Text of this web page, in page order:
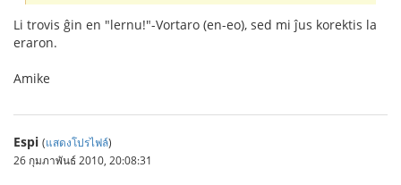
Li trovis ĝin en "lernu!"-Vortaro (en-eo), sed mi ĵus korektis la
eraron.
Amike
Espi (แสดงโปรไฟล์)
26 กุมภาพันธ์ 2010, 20:08:31